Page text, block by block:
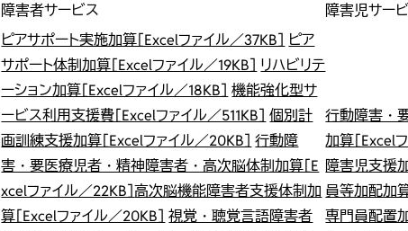
障害者サービス
障害児サー
ピアサポート実施加算［Excelファイル／37KB］ ピア
サポート体制加算［Excelファイル／19KB］ リハビリテ
ーション加算［Excelファイル／18KB］ 機能強化型サ
ービス利用支援費［Excelファイル／511KB］ 個別計
画訓練支援加算［Excelファイル／20KB］ 行動障
害・要医療児者・精神障害者・高次脳体制加算［E
xcelファイル／22KB］高次脳機能障害者支援体制加
算［Excelファイル／20KB］ 視覚・聴覚言語障害者
行動障害・
加算［Excel
障害児支援
員等加配加算
専門員配置